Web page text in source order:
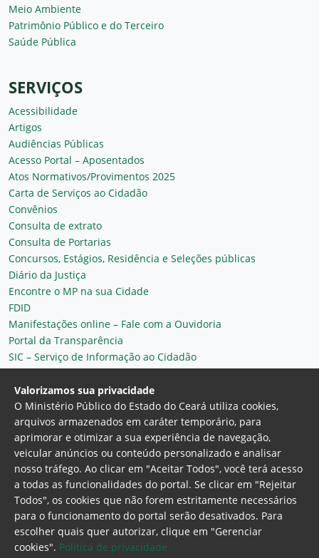
Meio Ambiente
Patrimônio Público e do Terceiro
Saúde Pública
SERVIÇOS
Acessibilidade
Artigos
Audiências Públicas
Acesso Portal – Aposentados
Atos Normativos/Provimentos 2025
Carta de Serviços ao Cidadão
Convênios
Consulta de extrato
Consulta de Portarias
Concursos, Estágios, Residência e Seleções públicas
Diário da Justiça
Encontre o MP na sua Cidade
FDID
Manifestações online – Fale com a Ouvidoria
Portal da Transparência
SIC – Serviço de Informação ao Cidadão
Plantão MP do Ceará
Secretaria Geral
Ministério Público do Estado do Ceará
Procuradoria Geral de Justiça Av. Gen. Afonso
Albuquerque Lima, 130 - Cambeba - CEP:
Valorizamos sua privacidade
O Ministério Público do Estado do Ceará utiliza cookies,
arquivos armazenados em caráter temporário, para
aprimorar e otimizar a sua experiência de navegação,
veicular anúncios ou conteúdo personalizado e analisar
nosso tráfego. Ao clicar em "Aceitar Todos", você terá acesso
a todas as funcionalidades do portal. Se clicar em "Rejeitar
Todos", os cookies que não forem estritamente necessários
para o funcionamento do portal serão desativados. Para
escolher quais quer autorizar, clique em "Gerenciar
cookies". Politica de privacidade